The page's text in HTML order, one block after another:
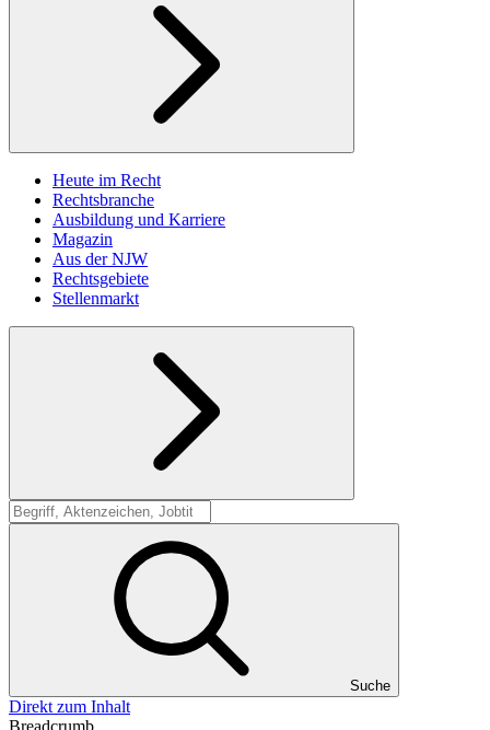
Heute im Recht
Rechtsbranche
Ausbildung und Karriere
Magazin
Aus der NJW
Rechtsgebiete
Stellenmarkt
Suche
Suche
Direkt zum Inhalt
Breadcrumb